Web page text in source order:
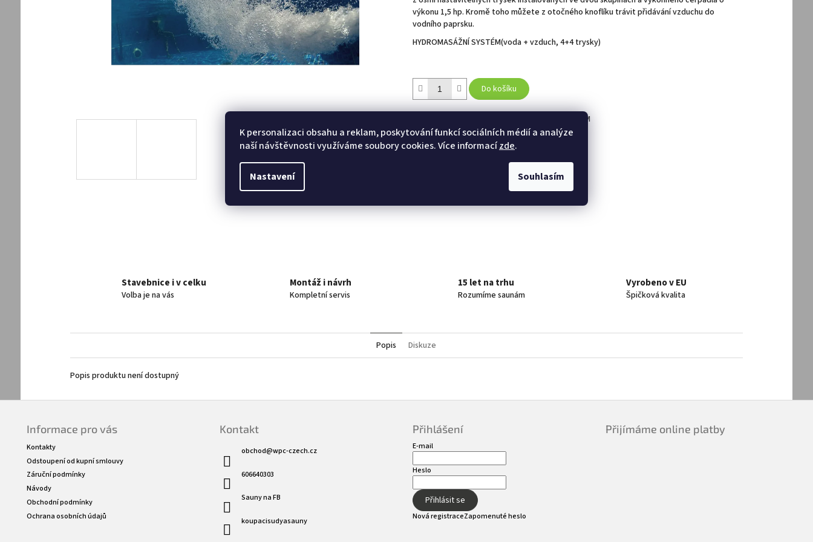
K personalizaci obsahu a reklam, poskytování funkcí sociálních médií a analýze
naší návštěvnosti využíváme soubory cookies. Více informacízde.
Nastavení Souhlasím
výkonu 1,5 hp. Kromě toho můžete z otočného knoflíku trávit přidávání vzduchu do
vodního paprsku.
HYDROMASÁŽNÍ SYSTÉM(voda + vzduch, 4+4 trysky)
Do košíku
PŘÍSLUŠENSTVÍ KE KOUPACÍM SUDŮM
HLÍDAT
TwitterFacebook
Stavebnice i v celku
Volba je na vás
Montáž i návrh
Kompletní servis
15 let na trhu
Rozumíme saunám
Vyrobeno v EU
Špičková kvalita
Popis Diskuze
Popis produktu není dostupný
Informace pro vás
Kontakty
Odstoupení od kupní smlouvy
Záruční podmínky
Návody
Obchodní podmínky
Ochrana osobních údajů
Kontakt
obchod@wpc-czech.cz
606640303
Sauny na FB
koupacisudyasauny
Přihlášení
E-mail
Heslo
Přihlásit se
Nová registraceZapomenuté heslo
Přijímáme online platby